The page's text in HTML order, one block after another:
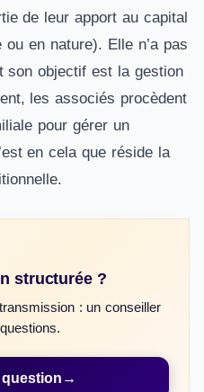
de leur apport au capital
en nature). Elle n’a pas
son objectif est la gestion
les associés procèdent
pour gérer un
en cela que réside la
structurée ?
: un conseiller
question →